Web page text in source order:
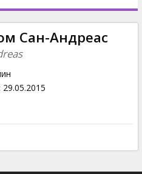
Сан-Андреас
29.05.2015